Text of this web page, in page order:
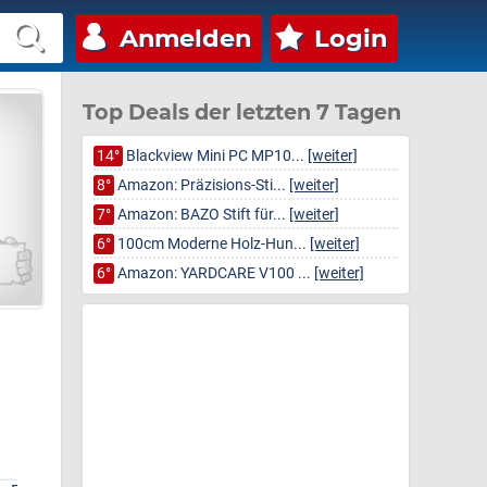
Anmelden Login
Top Deals der letzten 7 Tagen
14° Blackview Mini PC MP10... [weiter]
8° Amazon: Präzisions-Sti... [weiter]
7° Amazon: BAZO Stift für... [weiter]
6° 100cm Moderne Holz-Hun... [weiter]
6° Amazon: YARDCARE V100 ... [weiter]